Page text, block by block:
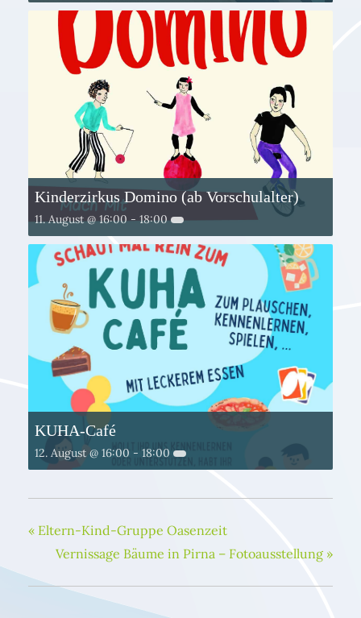
Kinderzirkus Domino (ab Vorschulalter)
11. August @ 16:00-18:00
KUHA-Café
12. August @ 16:00 - 18:00
« Eltern-Kind-Gruppe Oasenzeit
Vernissage Bäume in Pirna – Fotoausstellung »